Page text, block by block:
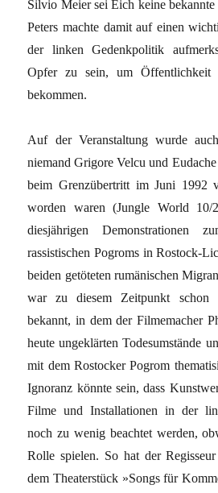
Silvio Meier sei Eich keine
Peters machte damit auf einen
der linken Gedenkpolitik
Opfer zu sein, um
bekommen.
Auf der Veranstaltung wurde
niemand Grigore Velcu und
beim Grenzübertritt im Juni 1992
worden waren (Jungle World 10/
diesjährigen Demonstrationen
rassistischen Pogroms in Rostock-
beiden getöteten rumänischen
war zu diesem Zeitpunkt schon
bekannt, in dem der Filmemacher
heute ungeklärten Todesumstände
mit dem Rostocker Pogrom
Ignoranz könnte sein, dass
Filme und Installationen in der
noch zu wenig beachtet werden,
Rolle spielen. So hat der
dem Theaterstück »Songs für